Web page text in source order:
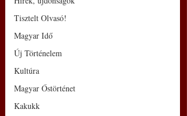
Tisztelt Olvasó!
Magyar Idő
Új Történelem
Kultúra
Magyar Őstörténet
Kakukk